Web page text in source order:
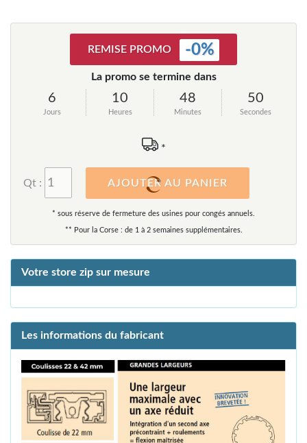
REMISE PROMO -0%
La promo se termine dans
6
Jours
10
Heures
48
Minutes
49
Secondes
*
Qt : AJOUTER AU PANIER
* sous réserve de fermeture des usines pour congés annuels.
** Pour la Corse : de 1 à 2 semaines supplémentaires.
Votre store zip sur mesure
Les informations du fabricant